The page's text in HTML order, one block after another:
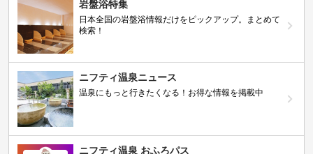
岩盤浴特集
日本全国の岩盤浴情報だけをピックアップ。まとめて
検索！
ニフティ温泉ニュース
温泉にもっと行きたくなる！お得な情報を掲載中
ニフティ温泉 おふろパス